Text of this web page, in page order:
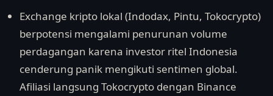
Exchange kripto lokal (Indodax, Pintu, Tokocrypto)
berpotensi mengalami penurunan volume
perdagangan karena investor ritel Indonesia
cenderung panik mengikuti sentimen global.
Afiliasi langsung Tokocrypto dengan Binance